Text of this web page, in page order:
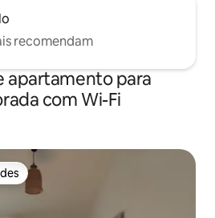
recomendam
apartamento para
com Wi-Fi
dos hóspedes